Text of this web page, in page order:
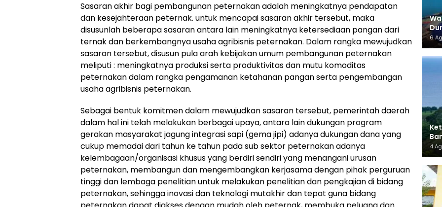
Sasaran akhir bagi pembangunan peternakan adalah meningkatnya pendapatan
dan kesejahteraan peternak. untuk mencapai sasaran akhir tersebut, maka
disusunlah beberapa sasaran antara lain meningkatnya ketersediaan pangan dari
ternak dan berkembangnya usaha agribisnis peternakan. Dalam rangka mewujudkan
sasaran tersebut, disusun pula arah kebijakan umum pembangunan peternakan
meliputi : meningkatnya produksi serta produktivitas dan mutu komoditas
peternakan dalam rangka pengamanan ketahanan pangan serta pengembangan
usaha agribisnis peternakan.
Sebagai bentuk komitmen dalam mewujudkan sasaran tersebut, pemerintah daerah
dalam hal ini telah melakukan berbagai upaya, antara lain dukungan program
gerakan masyarakat jagung integrasi sapi (gema jipi) adanya dukungan dana yang
cukup memadai dari tahun ke tahun pada sub sektor peternakan adanya
kelembagaan/organisasi khusus yang berdiri sendiri yang menangani urusan
peternakan, membangun dan mengembangkan kerjasama dengan pihak perguruan
tinggi dan lembaga penelitian untuk melakukan penelitian dan pengkajian di bidang
peternakan, sehingga inovasi dan teknologi mutakhir dan tepat guna bidang
6
4